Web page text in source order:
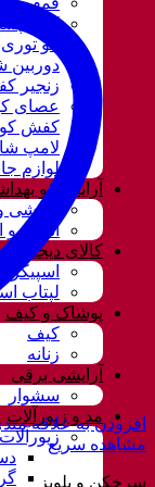
کوله
ننو
دوربین
زنجیر
عصای
کفش
لامپ
لوازم
آرایشی و
آرایشی
ادکلن و
کالای دیجیتال
لپتاب
پوشاک و کیف
کیف
زنانه
آرایشی برقی
سشوار
مد و زیورآلات
افزودن به علاقه
مشاهده سریع
سرخکن و پلوپز